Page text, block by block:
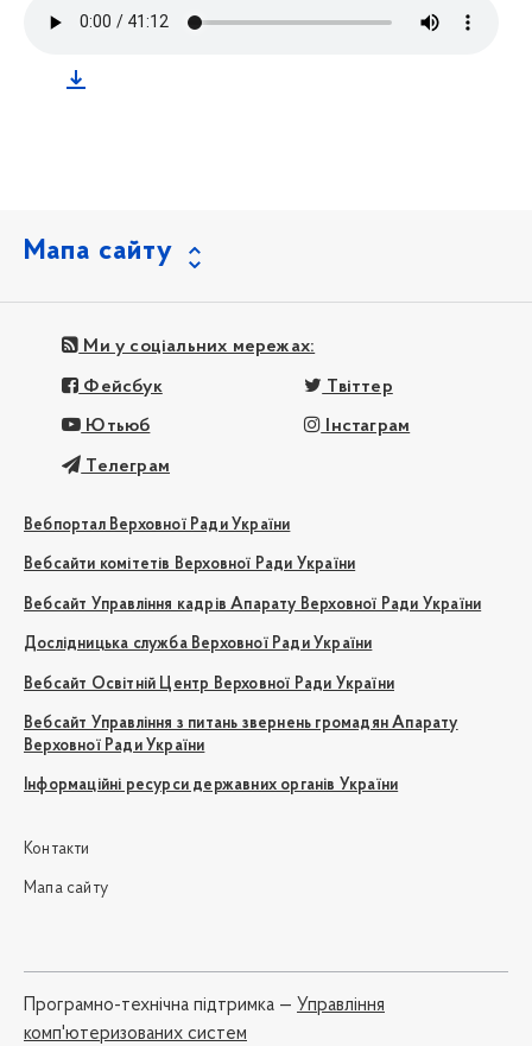
Мапа сайту
Ми у соціальних мережах:
Фейсбук Твіттер
Ютьюб Інстаграм
Телеграм
Вебпортал Верховної Ради України
Вебсайти комітетів Верховної Ради України
Вебсайт Управління кадрів Апарату Верховної Ради України
Дослідницька служба Верховної Ради України
Вебсайт Освітній Центр Верховної Ради України
Вебсайт Управління з питань звернень громадян Апарату
Верховної Ради України
Інформаційні ресурси державних органів України
Контакти
Мапа сайту
Програмно-технічна підтримка — Управління
комп'ютеризованих систем